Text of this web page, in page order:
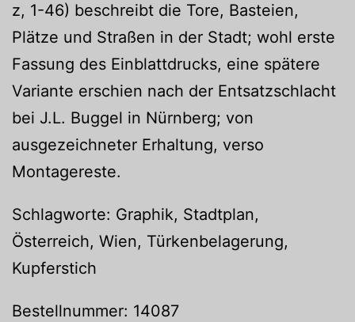
z, 1-46) beschreibt die Tore, Basteien,
Plätze und Straßen in der Stadt; wohl erste
Fassung des Einblattdrucks, eine spätere
Variante erschien nach der Entsatzschlacht
bei J.L. Buggel in Nürnberg; von
ausgezeichneter Erhaltung, verso
Montagereste.
Schlagworte: Graphik, Stadtplan,
Österreich, Wien, Türkenbelagerung,
Kupferstich
Bestellnummer: 14087